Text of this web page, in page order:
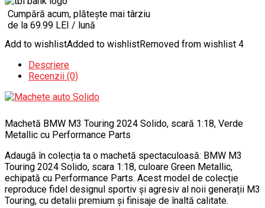
Cumpără acum, plătește mai târziu
de la 69.99 LEI / lună
Add to wishlistAdded to wishlistRemoved from wishlist 4
Descriere
Recenzii (0)
Machetă BMW M3 Touring 2024 Solido, scară 1:18, Verde
Metallic cu Performance Parts
Adaugă în colecția ta o machetă spectaculoasă: BMW M3
Touring 2024 Solido, scara 1:18, culoare Green Metallic,
echipată cu Performance Parts. Acest model de colecție
reproduce fidel designul sportiv și agresiv al noii generații M3
Touring, cu detalii premium și finisaje de înaltă calitate.